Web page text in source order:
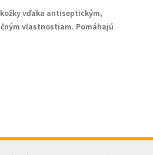
vďaka antiseptickým,
vlastnostiam. Pomáhajú